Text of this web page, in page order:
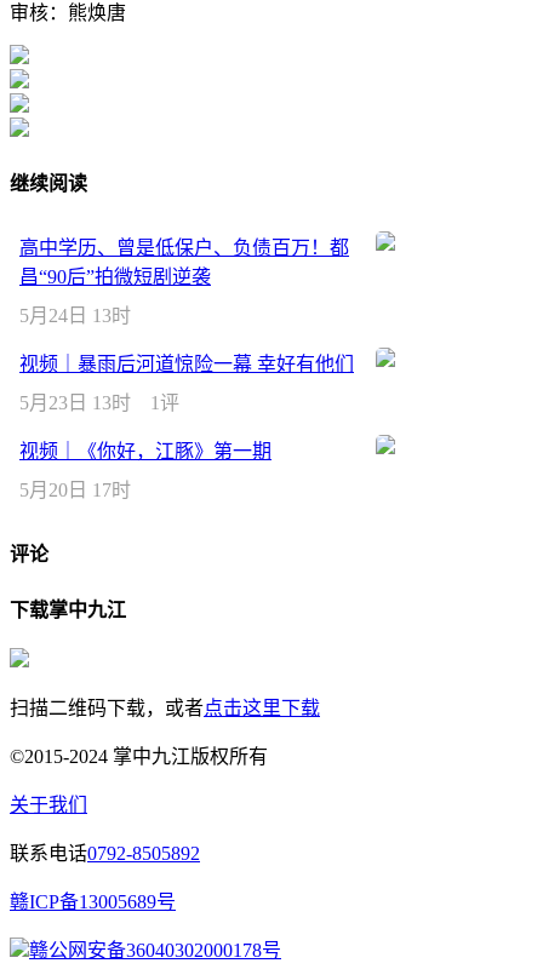
审核：熊焕唐
继续阅读
高中学历、曾是低保户、负债百万！都
昌“90后”拍微短剧逆袭
5月24日 13时
视频｜暴雨后河道惊险一幕 幸好有他们
5月23日 13时
1评
视频｜《你好，江豚》第一期
5月20日 17时
评论
下载掌中九江
扫描二维码下载，或者点击这里下载
©2015-2024 掌中九江版权所有
关于我们
联系电话0792-8505892
赣ICP备13005689号
赣公网安备36040302000178号